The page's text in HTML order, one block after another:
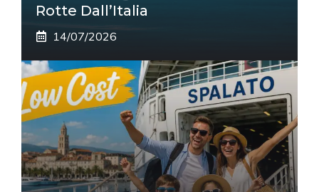
Rotte Dall’Italia
14/07/2026